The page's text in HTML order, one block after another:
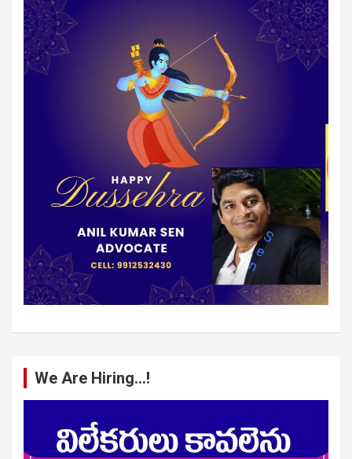
We Are Hiring…!